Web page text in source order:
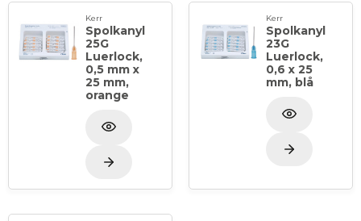
Kerr
Spolkanyl
25G
Luerlock,
0,5 mm x
25 mm,
orange
Kerr
Spolkanyl
23G
Luerlock,
0,6 x 25
mm, blå